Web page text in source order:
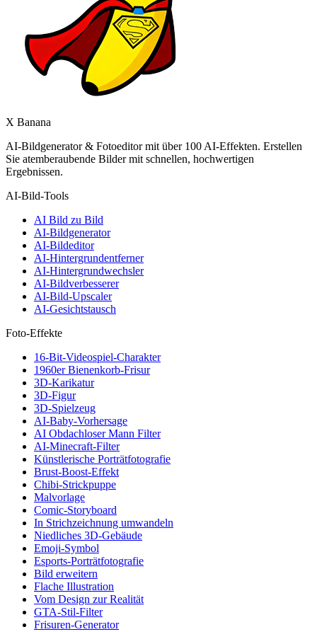
X Banana
AI-Bildgenerator & Fotoeditor mit über 100 AI-Effekten. Erstellen
Sie atemberaubende Bilder mit schnellen, hochwertigen
Ergebnissen.
AI-Bild-Tools
AI Bild zu Bild
AI-Bildgenerator
AI-Bildeditor
AI-Hintergrundentferner
AI-Hintergrundwechsler
AI-Bildverbesserer
AI-Bild-Upscaler
AI-Gesichtstausch
Foto-Effekte
16-Bit-Videospiel-Charakter
1960er Bienenkorb-Frisur
3D-Karikatur
3D-Figur
3D-Spielzeug
AI-Baby-Vorhersage
AI Obdachloser Mann Filter
AI-Minecraft-Filter
Künstlerische Porträtfotografie
Brust-Boost-Effekt
Chibi-Strickpuppe
Malvorlage
Comic-Storyboard
In Strichzeichnung umwandeln
Niedliches 3D-Gebäude
Emoji-Symbol
Esports-Porträtfotografie
Bild erweitern
Flache Illustration
Vom Design zur Realität
GTA-Stil-Filter
Frisuren-Generator